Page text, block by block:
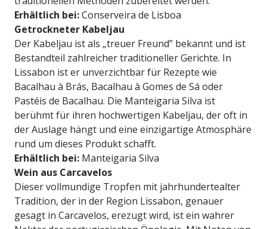
Erhältlich bei:Conserveira de Lisboa
Getrockneter Kabeljau
Der Kabeljau ist als „treuer Freund” bekannt und ist
Bestandteil zahlreicher traditioneller Gerichte. In
Lissabon ist er unverzichtbar für Rezepte wie
Bacalhau à Brás, Bacalhau à Gomes de Sá oder
Pastéis de Bacalhau. Die Manteigaria Silva ist
berühmt für ihren hochwertigen Kabeljau, der oft in
der Auslage hängt und eine einzigartige Atmosphäre
rund um dieses Produkt schafft.
Erhältlich bei: Manteigaria Silva
Wein aus Carcavelos
Dieser vollmundige Tropfen mit jahrhundertealter
Tradition, der in der Region Lissabon, genauer
gesagt in Carcavelos, erezugt wird, ist ein wahrer